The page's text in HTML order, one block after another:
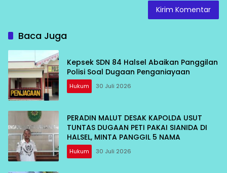
Baca Juga
Kepsek SDN 84 Halsel Abaikan Panggilan
Polisi Soal Dugaan Penganiayaan
Hukum 30 Juli 2026
PERADIN MALUT DESAK KAPOLDA USUT
TUNTAS DUGAAN PETI PAKAI SIANIDA DI
HALSEL, MINTA PANGGIL 5 NAMA
Hukum 30 Juli 2026